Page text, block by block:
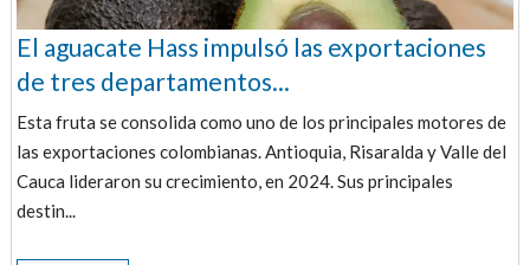
El aguacate Hass impulsó las exportaciones
de tres departamentos...
Esta fruta se consolida como uno de los principales motores de
las exportaciones colombianas. Antioquia, Risaralda y Valle del
Cauca lideraron su crecimiento, en 2024. Sus principales
destin...